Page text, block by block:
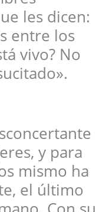
les dicen:
entre los
vivo? No
y para
mismo ha
el último